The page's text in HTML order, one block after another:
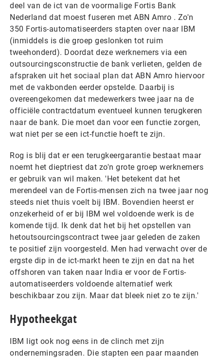
deel van de ict van de voormalige Fortis Bank
Nederland dat moest fuseren met ABN Amro . Zo'n
350 Fortis-automatiseerders stapten over naar IBM
(inmiddels is die groep geslonken tot ruim
tweehonderd). Doordat deze werknemers via een
outsourcingsconstructie de bank verlieten, gelden de
afspraken uit het sociaal plan dat ABN Amro hiervoor
met de vakbonden eerder opstelde. Daarbij is
overeengekomen dat medewerkers twee jaar na de
officiële contractdatum eventueel kunnen terugkeren
naar de bank. Die moet dan voor een functie zorgen,
wat niet per se een ict-functie hoeft te zijn.
Rog is blij dat er een terugkeergarantie bestaat maar
noemt het dieptriest dat zo'n grote groep werknemers
er gebruik van wil maken. 'Het betekent dat het
merendeel van de Fortis-mensen zich na twee jaar nog
steeds niet thuis voelt bij IBM. Bovendien heerst er
onzekerheid of er bij IBM wel voldoende werk is de
komende tijd. Ik denk dat het bij het opstellen van
hetoutsourcingscontract twee jaar geleden de zaken
te positief zijn voorgesteld. Men had verwacht over de
ergste dip in de ict-markt heen te zijn en dat na het
offshoren van taken naar India er voor de Fortis-
automatiseerders voldoende alternatief werk
beschikbaar zou zijn. Maar dat bleek niet zo te zijn.'
Hypotheekgat
IBM ligt ook nog eens in de clinch met zijn
ondernemingsraden. Die stapten een paar maanden